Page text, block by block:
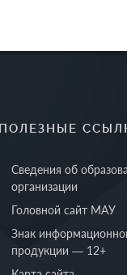
ПОЛЕЗНЫЕ
Сведения об
организации
Головной сайт МАУ
Знак
продукции — 12+